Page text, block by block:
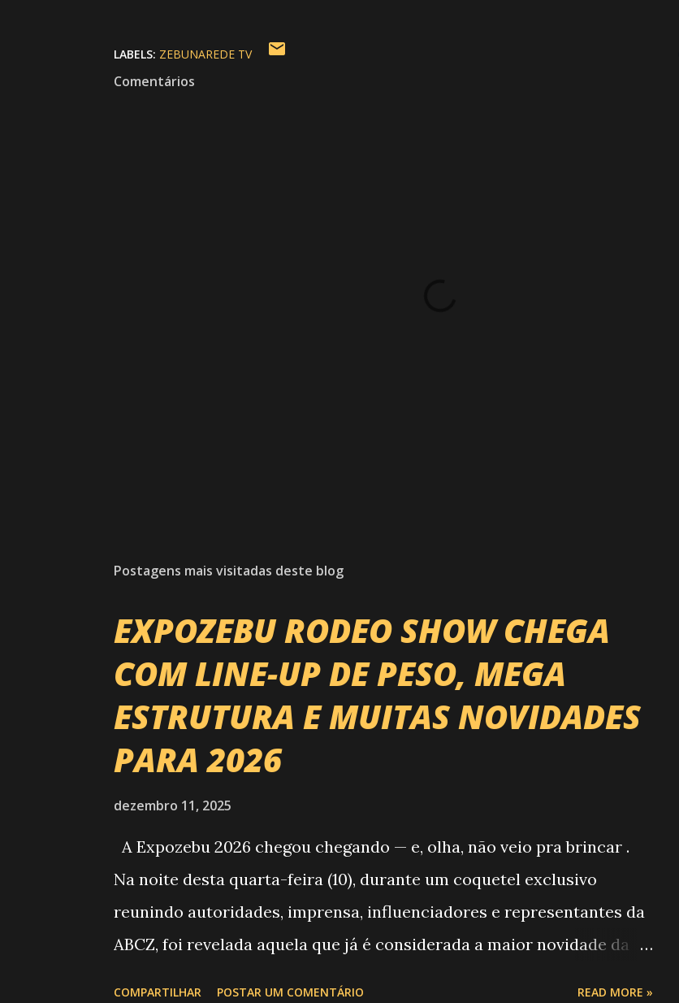
LABELS: ZEBUNAREDE TV
Comentários
Postagens mais visitadas deste blog
EXPOZEBU RODEO SHOW CHEGA
COM LINE-UP DE PESO, MEGA
ESTRUTURA E MUITAS NOVIDADES
PARA 2026
dezembro 11, 2025
A Expozebu 2026 chegou chegando — e, olha, não veio pra brincar .
Na noite desta quarta-feira (10), durante um coquetel exclusivo
reunindo autoridades, imprensa, influenciadores e representantes da
ABCZ, foi revelada aquela que já é considerada a maior novidade da
COMPARTILHAR POSTAR UM COMENTÁRIO READ MORE »